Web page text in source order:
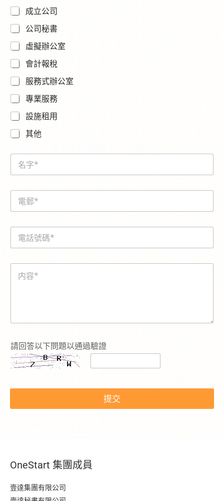
成立公司
公司秘書
虛擬辦公室
會計報稅
服務式辦公室
專業服務
設施租用
其他
N
m
E
a
電
號
内
請回答以下問題以通過驗證
請
擇
：
話
號
提交
OneStart 集團成員
壹達集團有限公司